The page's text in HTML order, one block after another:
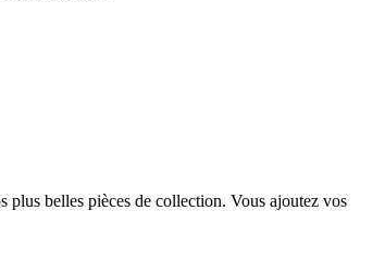
plus belles pièces de collection. Vous ajoutez vos